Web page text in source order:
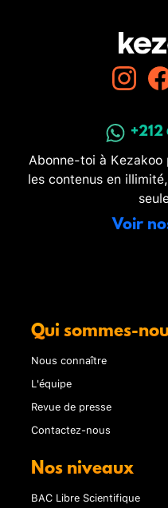
Abonne-toi à
les contenus en
Voir
Qui sommes-
Nous connaître
L'équipe
Revue de presse
Contactez-nous
Nos niveaux
BAC Libre Scientifique